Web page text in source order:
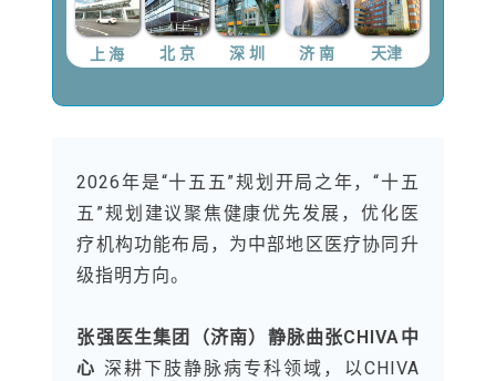
上 海 北 京 深 圳 济 南 天津
2026年是“十五五”规划开局之年，“十五
五”规划建议聚焦健康优先发展，优化医
疗机构功能布局，为中部地区医疗协同升
级指明方向。
张强医生集团（济南）静脉曲张CHIVA中
心 深耕下肢静脉病专科领域，以CHIVA